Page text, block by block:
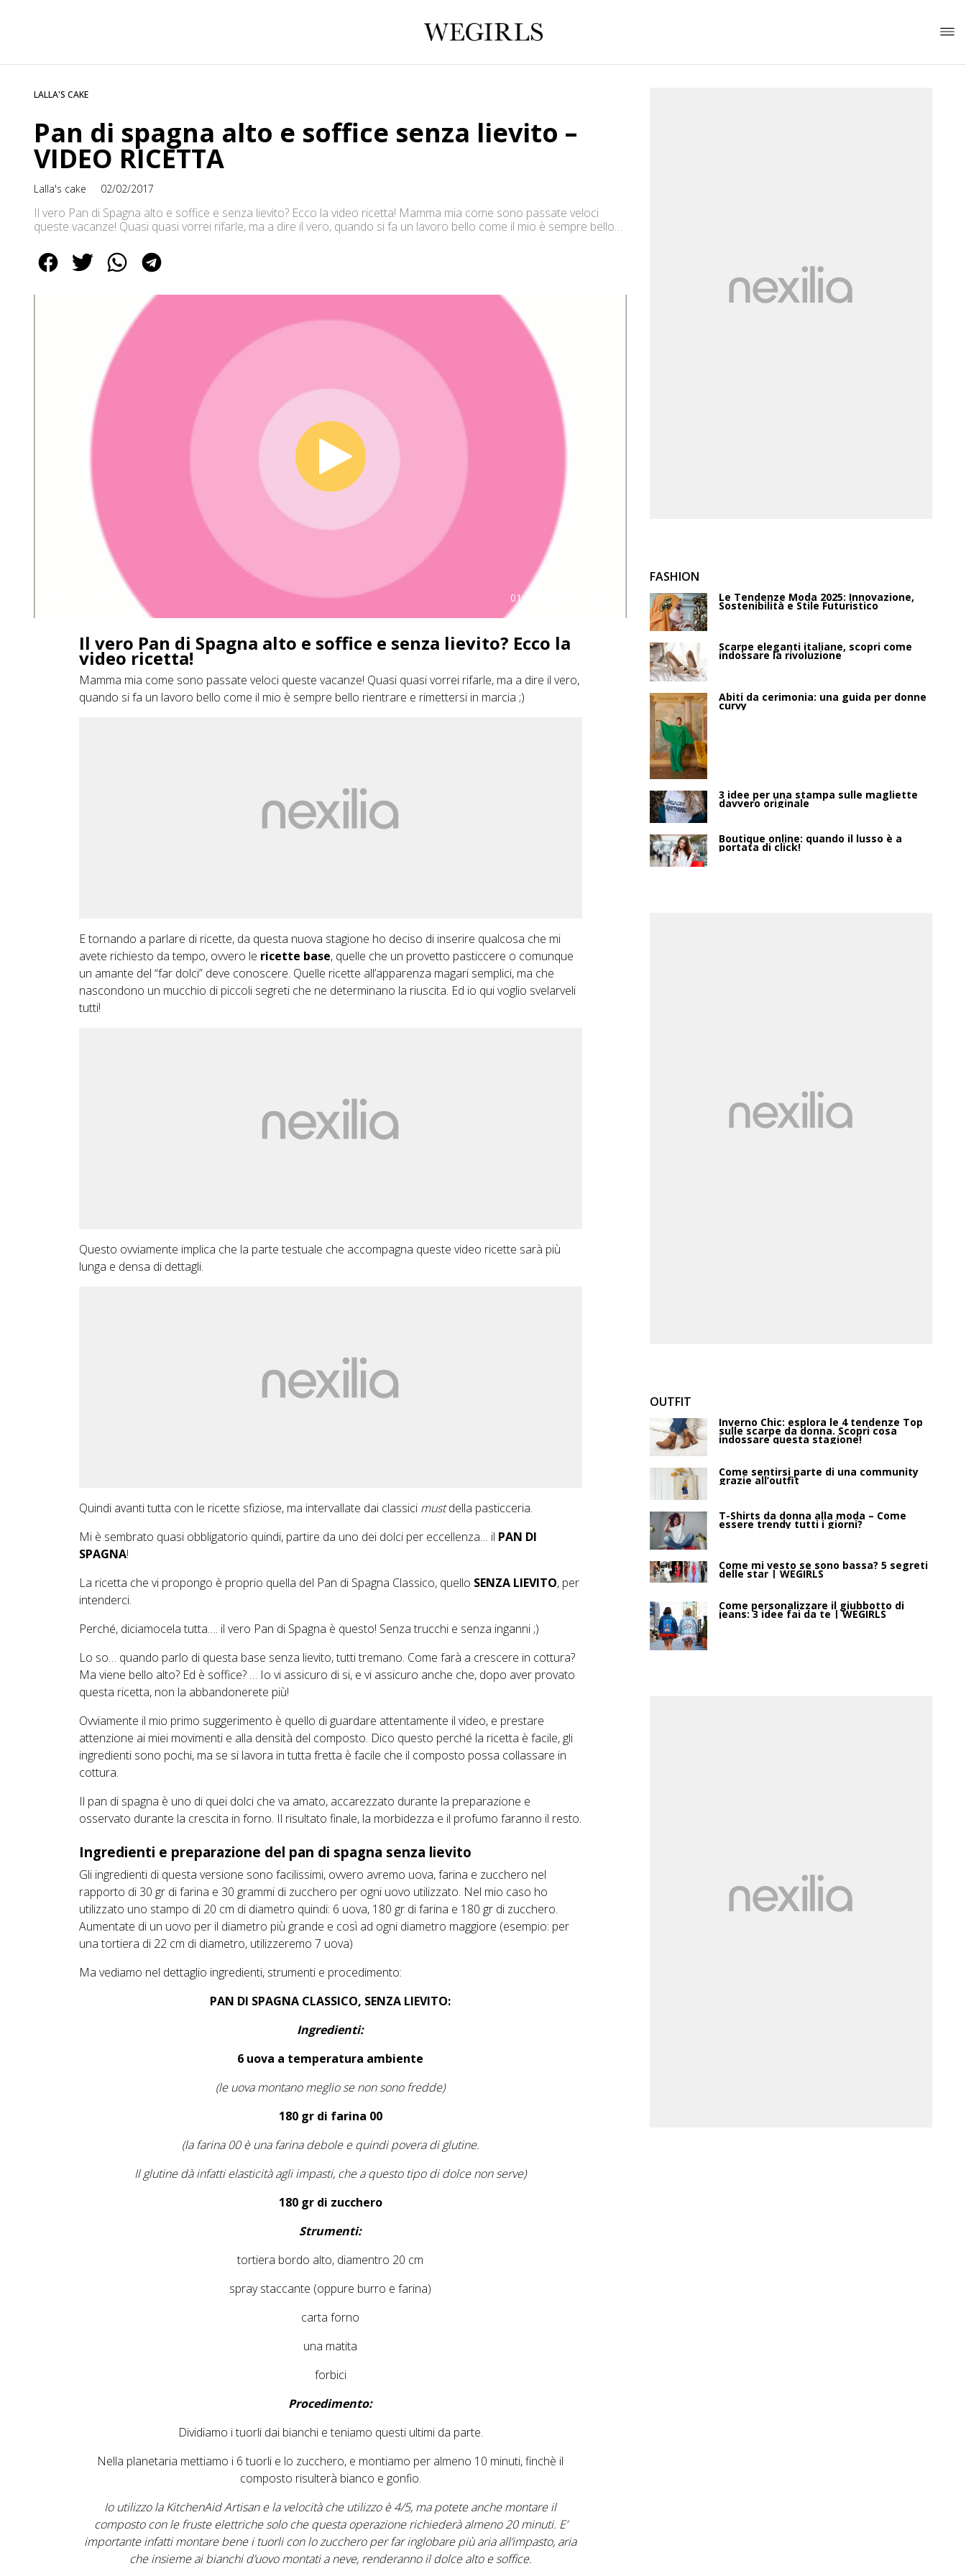
LALLA'S CAKE
Pan di spagna alto e soffice senza lievito –
VIDEO RICETTA
Lalla's cake 02/02/2017
Il vero Pan di Spagna alto e soffice e senza lievito? Ecco la video ricetta! Mamma mia come sono passate veloci
queste vacanze! Quasi quasi vorrei rifarle, ma a dire il vero, quando si fa un lavoro bello come il mio è sempre bello
01:44
Il vero Pan di Spagna alto e soffice e senza lievito? Ecco la
video ricetta!
Mamma mia come sono passate veloci queste vacanze! Quasi quasi vorrei rifarle, ma a dire il vero,
quando si fa un lavoro bello come il mio è sempre bello rientrare e rimettersi in marcia ;)
E tornando a parlare di ricette, da questa nuova stagione ho deciso di inserire qualcosa che mi
avete richiesto da tempo, ovvero le ricette base, quelle che un provetto pasticcere o comunque
un amante del “far dolci” deve conoscere. Quelle ricette all’apparenza magari semplici, ma che
nascondono un mucchio di piccoli segreti che ne determinano la riuscita. Ed io qui voglio svelarveli
tutti!
Questo ovviamente implica che la parte testuale che accompagna queste video ricette sarà più
lunga e densa di dettagli.
Quindi avanti tutta con le ricette sfiziose, ma intervallate dai classici mustdella pasticceria.
Mi è sembrato quasi obbligatorio quindi, partire da uno dei dolci per eccellenza… il PAN DI
SPAGNA!
La ricetta che vi propongo è proprio quella del Pan di Spagna Classico, quello SENZA LIEVITO, per
intenderci.
Perché, diciamocela tutta…. il vero Pan di Spagna è questo! Senza trucchi e senza inganni ;)
Lo so… quando parlo di questa base senza lievito, tutti tremano. Come farà a crescere in cottura?
Ma viene bello alto? Ed è soffice? … Io vi assicuro di si, e vi assicuro anche che, dopo aver provato
questa ricetta, non la abbandonerete più!
Ovviamente il mio primo suggerimento è quello di guardare attentamente il video, e prestare
attenzione ai miei movimenti e alla densità del composto. Dico questo perché la ricetta è facile, gli
ingredienti sono pochi, ma se si lavora in tutta fretta è facile che il composto possa collassare in
cottura.
Il pan di spagna è uno di quei dolci che va amato, accarezzato durante la preparazione e
osservato durante la crescita in forno. Il risultato finale, la morbidezza e il profumo faranno il resto.
Ingredienti e preparazione del pan di spagna senza lievito
Gli ingredienti di questa versione sono facilissimi, ovvero avremo uova, farina e zucchero nel
rapporto di 30 gr di farina e 30 grammi di zucchero per ogni uovo utilizzato. Nel mio caso ho
utilizzato uno stampo di 20 cm di diametro quindi: 6 uova, 180 gr di farina e 180 gr di zucchero.
Aumentate di un uovo per il diametro più grande e così ad ogni diametro maggiore (esempio: per
una tortiera di 22 cm di diametro, utilizzeremo 7 uova)
Ma vediamo nel dettaglio ingredienti, strumenti e procedimento:
PAN DI SPAGNA CLASSICO, SENZA LIEVITO:
Ingredienti:
6 uova a temperatura ambiente
(le uova montano meglio se non sono fredde)
180 gr di farina 00
(la farina 00 è una farina debole e quindi povera di glutine.
Il glutine dà infatti elasticità agli impasti, che a questo tipo di dolce non serve)
180 gr di zucchero
Strumenti:
tortiera bordo alto, diamentro 20 cm
spray staccante (oppure burro e farina)
carta forno
una matita
forbici
Procedimento:
Dividiamo i tuorli dai bianchi e teniamo questi ultimi da parte.
Nella planetaria mettiamo i 6 tuorli e lo zucchero, e montiamo per almeno 10 minuti, finchè il
composto risulterà bianco e gonfio.
Io utilizzo la KitchenAid Artisan e la velocità che utilizzo è 4/5, ma potete anche montare il
composto con le fruste elettriche solo che questa operazione richiederà almeno 20 minuti. E’
importante infatti montare bene i tuorli con lo zucchero per far inglobare più aria all’impasto, aria
che insieme ai bianchi d’uovo montati a neve, renderanno il dolce alto e soffice.
FASHION
Le Tendenze Moda 2025: Innovazione,
Sostenibilità e Stile Futuristico
Scarpe eleganti italiane, scopri come
indossare la rivoluzione
Abiti da cerimonia: una guida per donne
curvy
3 idee per una stampa sulle magliette
davvero originale
Boutique online: quando il lusso è a
portata di click!
OUTFIT
Inverno Chic: esplora le 4 tendenze Top
sulle scarpe da donna. Scopri cosa
indossare questa stagione!
Come sentirsi parte di una community
grazie all’outfit
T-Shirts da donna alla moda – Come
essere trendy tutti i giorni?
Come mi vesto se sono bassa? 5 segreti
delle star | WEGIRLS
Come personalizzare il giubbotto di
jeans: 3 idee fai da te | WEGIRLS